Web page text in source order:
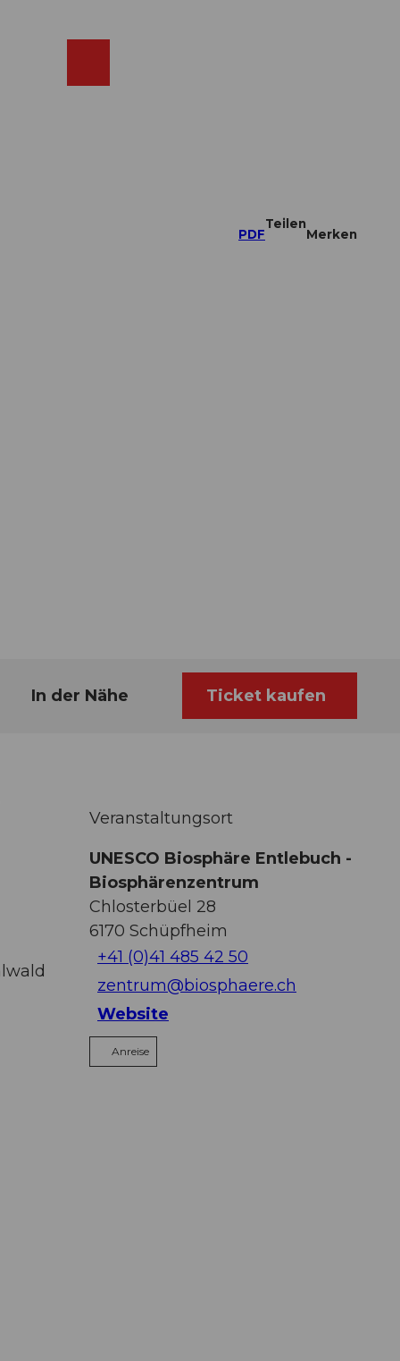
PDF
Teilen
Merken
In der Nähe Ticket kaufen
Veranstaltungsort
UNESCO Biosphäre Entlebuch -
Biosphärenzentrum
Chlosterbüel 28
6170 Schüpfheim
+41 (0)41 485 42 50
zentrum@biosphaere.ch
Website
Anreise